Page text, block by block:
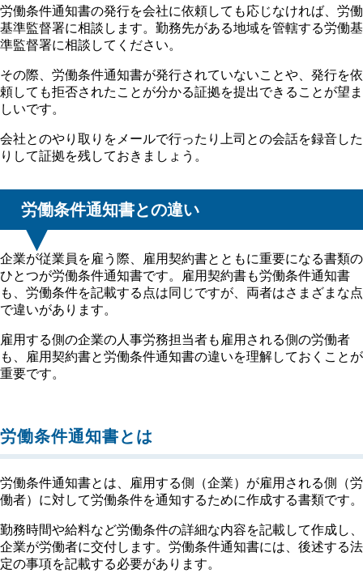
労働条件通知書の発行を会社に依頼しても応じなければ、労働
基準監督署に相談します。勤務先がある地域を管轄する労働基
準監督署に相談してください。
その際、労働条件通知書が発行されていないことや、発行を依
頼しても拒否されたことが分かる証拠を提出できることが望ま
しいです。
会社とのやり取りをメールで行ったり上司との会話を録音した
りして証拠を残しておきましょう。
労働条件通知書との違い
企業が従業員を雇う際、雇用契約書とともに重要になる書類の
ひとつが労働条件通知書です。雇用契約書も労働条件通知書
も、労働条件を記載する点は同じですが、両者はさまざまな点
で違いがあります。
雇用する側の企業の人事労務担当者も雇用される側の労働者
も、雇用契約書と労働条件通知書の違いを理解しておくことが
重要です。
労働条件通知書とは
労働条件通知書とは、雇用する側（企業）が雇用される側（労
働者）に対して労働条件を通知するために作成する書類です。
勤務時間や給料など労働条件の詳細な内容を記載して作成し、
企業が労働者に交付します。労働条件通知書には、後述する法
定の事項を記載する必要があります。